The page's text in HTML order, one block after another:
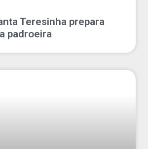
Teresinha prepara
padroeira